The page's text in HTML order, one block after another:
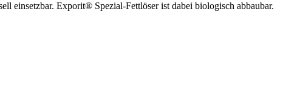
einsetzbar. Exporit® Spezial-Fettlöser ist dabei biologisch abbaubar.